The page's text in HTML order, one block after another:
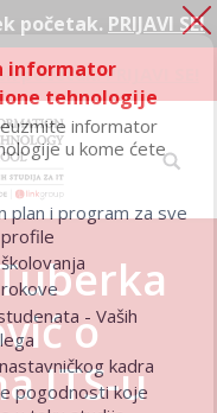
PRIJAVI SE!
početak.PRIJAVI SE!
o
ITS-u
informator
tehnologije
informator
u kome ćete
plan i program za sve
- Vaših
kadra
pogodnosti koje